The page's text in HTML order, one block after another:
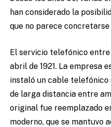
han considerado la
que no parece
El servicio telefónico entre
abril de 1921. La empresa
instaló un cable
de larga distancia entre
original fue reemplazado
moderno, que se mantuvo